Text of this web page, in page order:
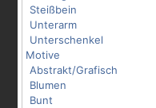
Steißbein
Unterarm
Unterschenkel
Motive
Abstrakt/Grafisch
Blumen
Bunt